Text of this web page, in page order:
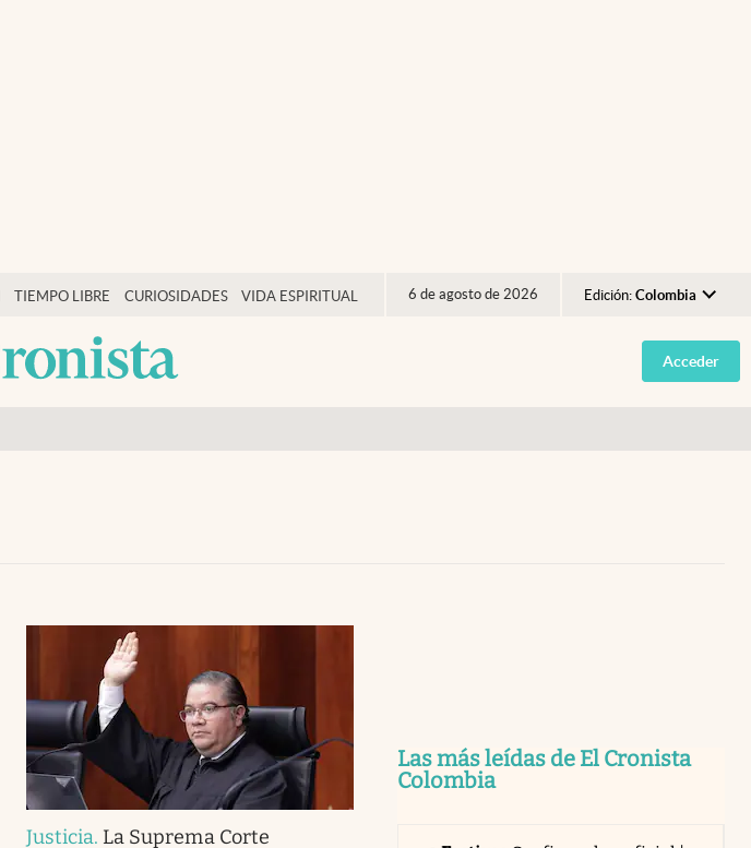
TIEMPO LIBRE CURIOSIDADES VIDA ESPIRITUAL 6 de agosto de 2026 Edición: Colombia
Argentina
España
Acceder
Justicia. La Suprema Corte
Las más leídas de El Cronista
Colombia